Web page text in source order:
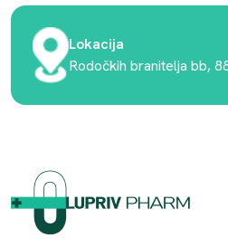
Lokacija
Rodočkih branitelja bb,